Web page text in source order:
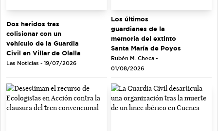
Dos heridos tras
colisionar con un
vehículo de la Guardia
Civil en Villar de Olalla
Las Noticias - 19/07/2026
Los últimos
guardianes de la
memoria del extinto
Santa María de Poyos
Rubén M. Checa -
01/08/2026